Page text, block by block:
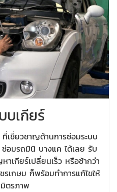
บเกียร์
เชี่ยวชาญด้านการซ่อมระบบ
อมรถมินิ บางแค ได้เลย รับ
าเกียร์เปลี่ยนเร็ว หรือช้ากว่า
เกษม ก็พร้อมทำการแก้ไขให้
มิตรภาพ